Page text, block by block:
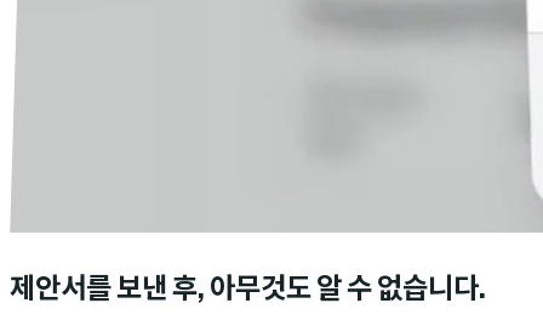
제안서를 보낸 후, 아무것도 알 수 없습니다.